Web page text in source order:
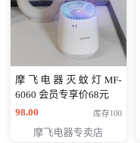
摩飞电器灭蚊灯MF-
6060 会员专享价68元
98.00
库存100
摩飞电器专卖店